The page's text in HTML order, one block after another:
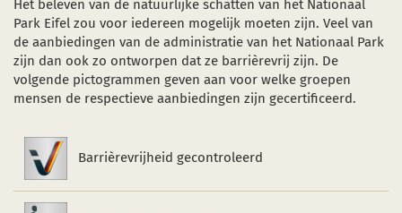
Het beleven van de natuurlijke schatten van het Nationaal
Park Eifel zou voor iedereen mogelijk moeten zijn. Veel van
de aanbiedingen van de administratie van het Nationaal Park
zijn dan ook zo ontworpen dat ze barrièrevrij zijn. De
volgende pictogrammen geven aan voor welke groepen
mensen de respectieve aanbiedingen zijn gecertificeerd.
Barrièrevrijheid
gecontroleerd
Barrièrevrijheid gecontroleerd